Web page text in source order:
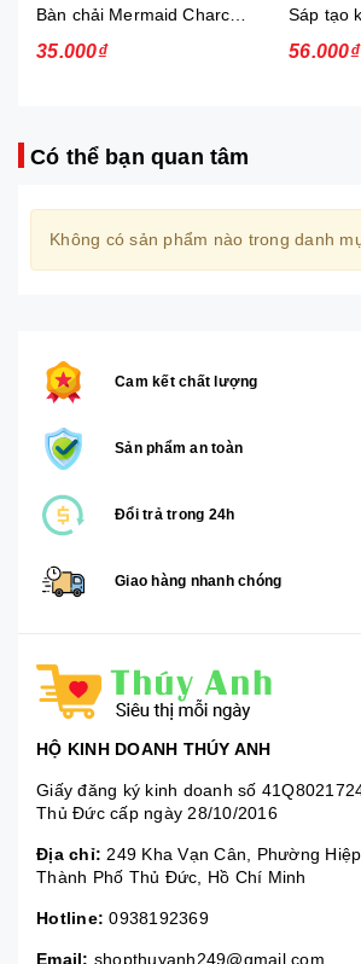
35.000₫ 56.000₫
Có thể bạn quan tâm
Không có sản phẩm nào trong danh
Cam kết chất lượng
Sản phẩm an toàn
Đổi trả trong 24h
Giao hàng nhanh chóng
HỘ KINH DOANH THÚY ANH
Giấy đăng ký kinh doanh số
Thủ Đức cấp ngày 28/10/2016
Địa chỉ: 249 Kha Vạn Cân, Phường
Thành Phố Thủ Đức, Hồ Chí Minh
Hotline: 0938192369
Email: shopthuyanh249@gmail.com